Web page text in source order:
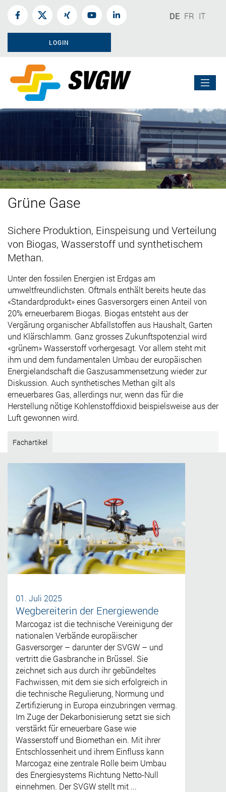
DE FR IT
LOGIN
Grüne Gase
Sichere Produktion, Einspeisung und Verteilung
von Biogas, Wasserstoff und synthetischem
Methan.
Unter den fossilen Energien ist Erdgas am
umweltfreundlichsten. Oftmals enthält bereits heute das
«Standardprodukt» eines Gasversorgers einen Anteil von
20% erneuerbarem Biogas. Biogas entsteht aus der
Vergärung organischer Abfallstoffen aus Haushalt, Garten
und Klärschlamm. Ganz grosses Zukunftspotenzial wird
«grünem» Wasserstoff vorhergesagt. Vor allem steht mit
ihm und dem fundamentalen Umbau der europäischen
Energielandschaft die Gaszusammensetzung wieder zur
Diskussion. Auch synthetisches Methan gilt als
erneuerbares Gas, allerdings nur, wenn das für die
Herstellung nötige Kohlenstoffdioxid beispielsweise aus der
Luft gewonnen wird.
Fachartikel
01. Juli 2025
Wegbereiterin der Energiewende
Marcogaz ist die technische Vereinigung der
nationalen Verbände europäischer
Gasversorger – darunter der SVGW – und
vertritt die Gasbranche in Brüssel. Sie
zeichnet sich aus durch ihr gebündeltes
Fachwissen, mit dem sie sich erfolgreich in
die technische Regulierung, Normung und
Zertifizierung in Europa einzubringen vermag.
Im Zuge der Dekarbonisierung setzt sie sich
verstärkt für erneuerbare Gase wie
Wasserstoff und Biomethan ein. Mit ihrer
Entschlossenheit und ihrem Einfluss kann
Marcogaz eine zentrale Rolle beim Umbau
des Energiesystems Richtung Netto-Null
einnehmen. Der SVGW stellt mit ...